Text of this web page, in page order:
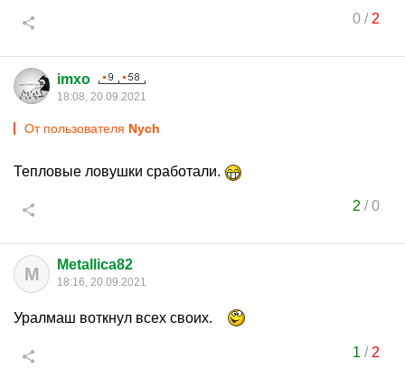
0/ 2
imxo
18:08, 20.09.2021
От пользователя Nych
Тепловые ловушки сработали.
2 /0
M Metallica82
18:16, 20.09.2021
Уралмаш воткнул всех своих.
1 / 2